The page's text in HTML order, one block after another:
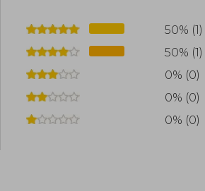
50% (1)
50% (1)
0% (0)
0% (0)
0% (0)